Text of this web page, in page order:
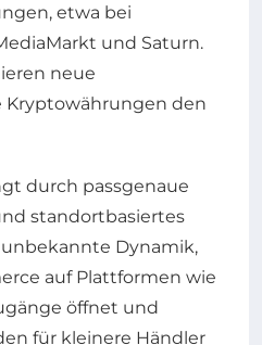
etwa bei
und Saturn.
neue
den
durch passgenaue
standortbasiertes
Dynamik,
auf Plattformen wie
öffnet und
für kleinere Händler